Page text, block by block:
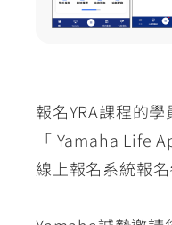
報名YRA課程的
「 Yamaha Life
線上報名系統報名